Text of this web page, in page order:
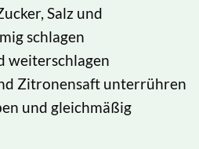
Salz und
schlagen
weiterschlagen
Zitronensaft unterrühren
und gleichmäßig